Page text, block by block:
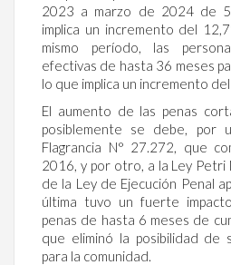
2023 a marzo de 2024 de
implica un incremento del
mismo período, las
efectivas de hasta 36 meses
lo que implica un incremento del
El aumento de las penas
posiblemente se debe, por
Flagrancia N° 27.272, que
2016, y por otro, a la Ley
de la Ley de Ejecución Penal
última tuvo un fuerte
penas de hasta 6 meses de
que eliminó la posibilidad de
para la comunidad.